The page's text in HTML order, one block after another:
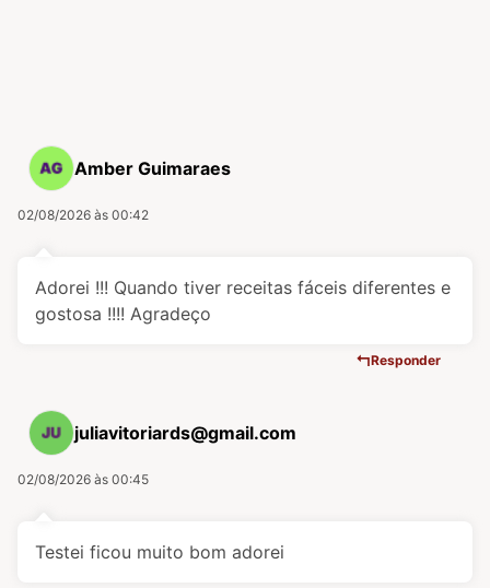
Amber Guimaraes
02/08/2026 às 00:42
Adorei !!! Quando tiver receitas fáceis diferentes e
gostosa !!!! Agradeço
Responder
juliavitoriards@gmail.com
02/08/2026 às 00:45
Testei ficou muito bom adorei